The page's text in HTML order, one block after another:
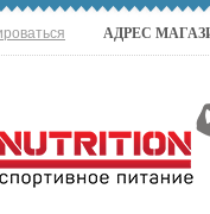
АДРЕС